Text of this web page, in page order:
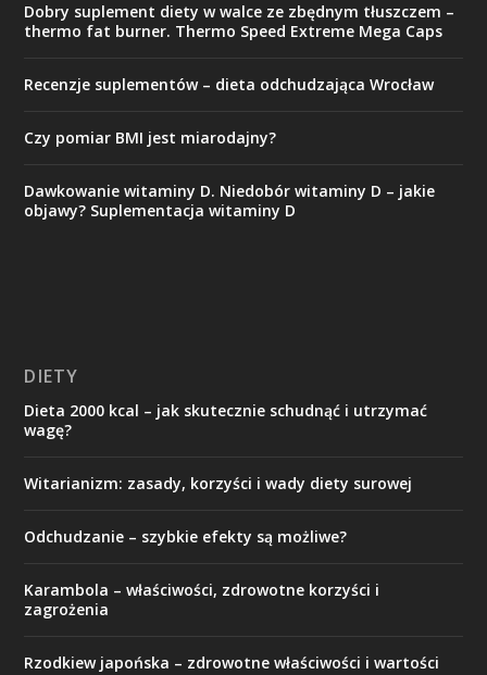
Dobry suplement diety w walce ze zbędnym tłuszczem –
thermo fat burner. Thermo Speed Extreme Mega Caps
Recenzje suplementów – dieta odchudzająca Wrocław
Czy pomiar BMI jest miarodajny?
Dawkowanie witaminy D. Niedobór witaminy D – jakie
objawy? Suplementacja witaminy D
DIETY
Dieta 2000 kcal – jak skutecznie schudnąć i utrzymać
wagę?
Witarianizm: zasady, korzyści i wady diety surowej
Odchudzanie – szybkie efekty są możliwe?
Karambola – właściwości, zdrowotne korzyści i
zagrożenia
Rzodkiew japońska – zdrowotne właściwości i wartości